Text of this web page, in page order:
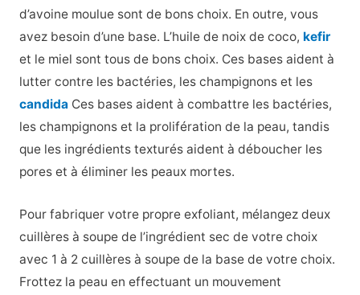
d’avoine moulue sont de bons choix. En outre, vous
avez besoin d’une base. L’huile de noix de coco, kefir
et le miel sont tous de bons choix. Ces bases aident à
lutter contre les bactéries, les champignons et les
candida Ces bases aident à combattre les bactéries,
les champignons et la prolifération de la peau, tandis
que les ingrédients texturés aident à déboucher les
pores et à éliminer les peaux mortes.
Pour fabriquer votre propre exfoliant, mélangez deux
cuillères à soupe de l’ingrédient sec de votre choix
avec 1 à 2 cuillères à soupe de la base de votre choix.
Frottez la peau en effectuant un mouvement